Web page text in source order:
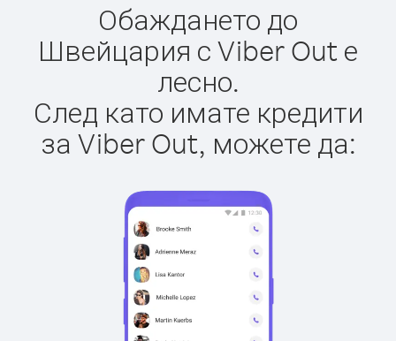
Обаждането до
Швейцария с Viber Out е
лесно.
След като имате кредити
за Viber Out, можете да: